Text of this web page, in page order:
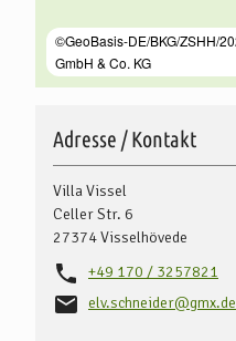
Adresse / Kontakt
Villa Vissel
Celler Str. 6
27374Visselhövede
+49 170 / 3257821
elv.schneider@gmx.de